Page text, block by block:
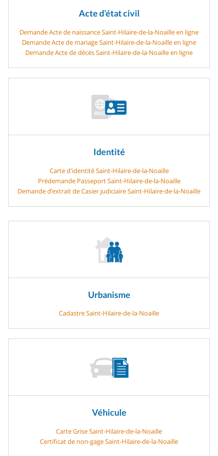
Acte d’état civil
Demande Acte de naissance Saint-Hilaire-de-la-Noaille en ligne
Demande Acte de mariage Saint-Hilaire-de-la-Noaille en ligne
Demande Acte de décès Saint-Hilaire-de-la-Noaille en ligne
Identité
Carte d'identité Saint-Hilaire-de-la-Noaille
Prédemande Passeport Saint-Hilaire-de-la-Noaille
Demande d’extrait de Casier judiciaire Saint-Hilaire-de-la-Noaille
Urbanisme
Cadastre Saint-Hilaire-de-la-Noaille
Véhicule
Carte Grise Saint-Hilaire-de-la-Noaille
Certificat de non-gage Saint-Hilaire-de-la-Noaille